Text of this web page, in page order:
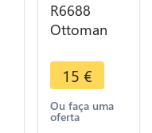
R6688
Ottoman
Turkey 2
Kurush
Abdul
Hamid II
15 €
Ou faça uma
oferta